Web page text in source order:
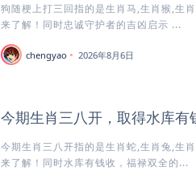
狗随梗上打三回指的是生肖马,生肖猴,生
来了解！同时忠诚守护者的吉凶启示 ...
chengyao 2026年8月6日
今期生肖三八开，取得水库
今期生肖三八开指的是生肖蛇,生肖兔,生
来了解！同时水库有钱收，福禄双全的...